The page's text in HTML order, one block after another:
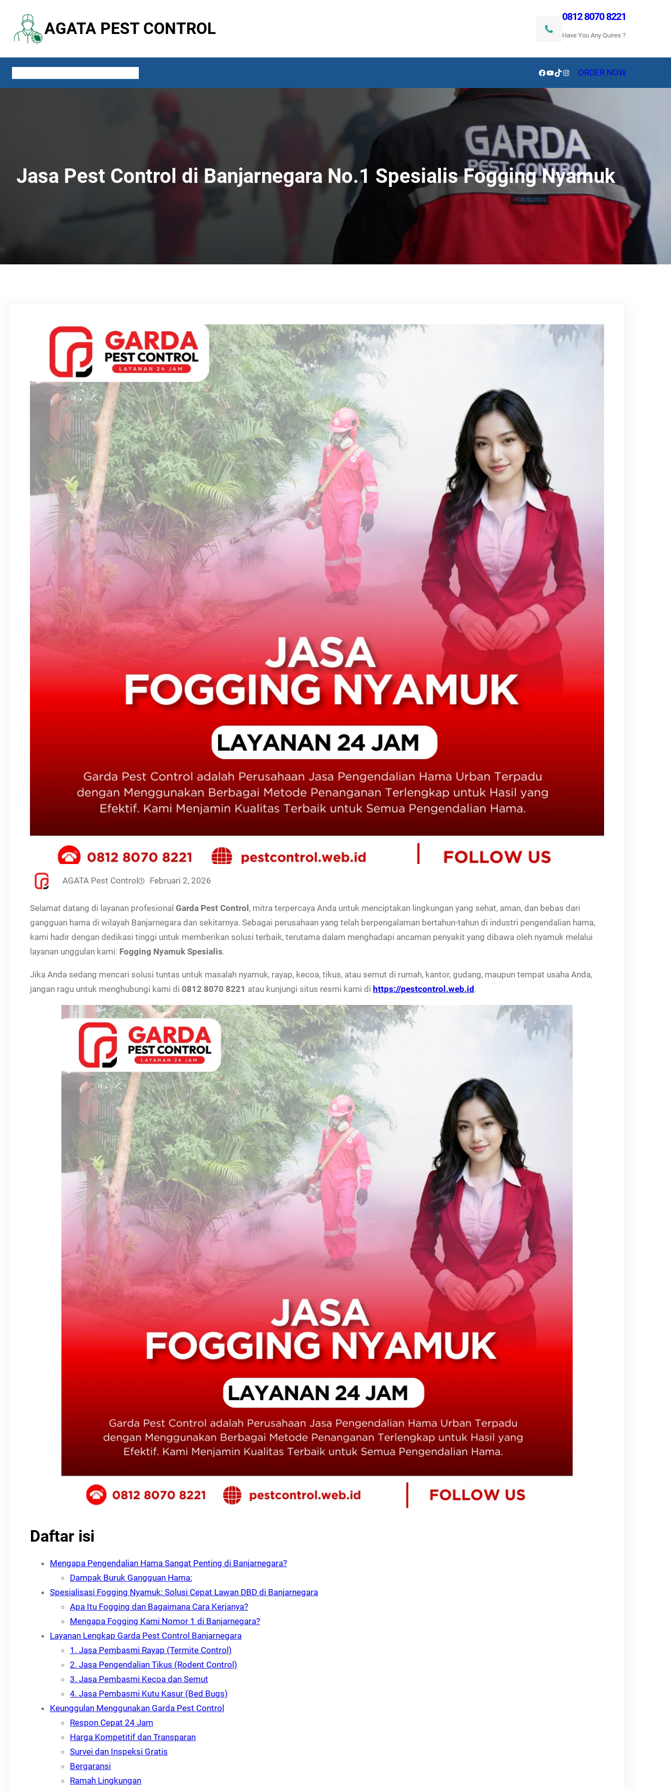
konten
AGATA PEST CONTROL
0812 8070 8221
Have You Any Quires ?
Facebook
YouTube
TikTokInstagram
ORDER NOW
Jasa Pest Control di Banjarnegara No.1 Spesialis Fogging Nyamuk
AGATA Pest Control Februari 2, 2026
Selamat datang di layanan profesional Garda Pest Control , mitra terpercaya Anda untuk menciptakan lingkungan yang sehat, aman, dan bebas dari
gangguan hama di wilayah Banjarnegara dan sekitarnya. Sebagai perusahaan yang telah berpengalaman bertahun-tahun di industri pengendalian hama,
kami hadir dengan dedikasi tinggi untuk memberikan solusi terbaik, terutama dalam menghadapi ancaman penyakit yang dibawa oleh nyamuk melalui
layanan unggulan kami: Fogging Nyamuk Spesialis.
Jika Anda sedang mencari solusi tuntas untuk masalah nyamuk, rayap, kecoa, tikus, atau semut di rumah, kantor, gudang, maupun tempat usaha Anda,
jangan ragu untuk menghubungi kami di 0812 8070 8221 atau kunjungi situs resmi kami di https://pestcontrol.web.id .
Daftar isi
Mengapa Pengendalian Hama Sangat Penting di Banjarnegara?
Dampak Buruk Gangguan Hama:
Spesialisasi Fogging Nyamuk: Solusi Cepat Lawan DBD di Banjarnegara
Apa Itu Fogging dan Bagaimana Cara Kerjanya?
Mengapa Fogging Kami Nomor 1 di Banjarnegara?
Layanan Lengkap Garda Pest Control Banjarnegara
1. Jasa Pembasmi Rayap (Termite Control)
2. Jasa Pengendalian Tikus (Rodent Control)
3. Jasa Pembasmi Kecoa dan Semut
4. Jasa Pembasmi Kutu Kasur (Bed Bugs)
Keunggulan Menggunakan Garda Pest Control
Respon Cepat 24 Jam
Harga Kompetitif dan Transparan
Survei dan Inspeksi Gratis
Bergaransi
Ramah Lingkungan